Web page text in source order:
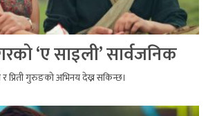
‘ए साइली’ सार्वजनिक
प्रिती गुरुङको अभिनय देख्न सकिन्छ।